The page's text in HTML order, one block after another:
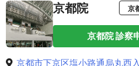
京都院 京
京都院 診察
京都市下京区塩小路通烏丸西